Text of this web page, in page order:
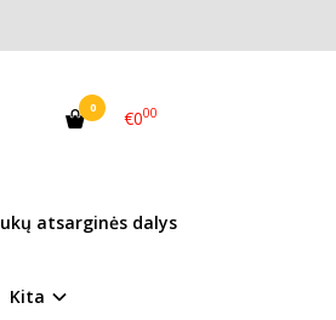
0 €000
atsarginės dalys
Kita